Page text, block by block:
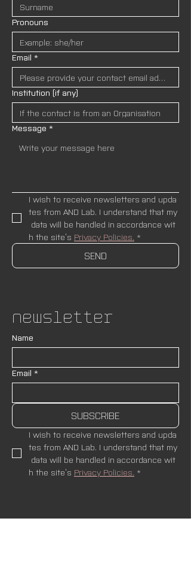
Pronouns
Email *
Institution (if any)
Message *
I wish to receive newsletters and upda
tes from AND Lab. I understand that my
data will be handled in accordance wit
h the site’s Privacy Policies. *
SEND
Newsletter
Name
Email *
SUBSCRIBE
I wish to receive newsletters and upda
tes from AND Lab. I understand that my
data will be handled in accordance wit
h the site’s Privacy Policies. *